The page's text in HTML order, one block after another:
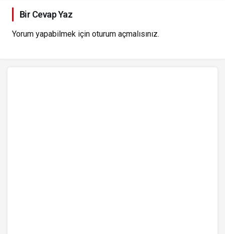
Bir Cevap Yaz
Yorum yapabilmek için oturum açmalısınız.